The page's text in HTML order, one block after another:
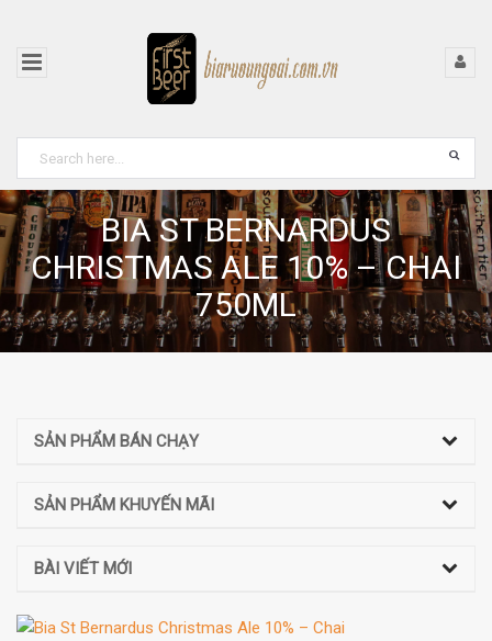
BIA ST BERNARDUS
CHRISTMAS ALE 10% – CHAI
750ML
SẢN PHẨM BÁN CHẠY
SẢN PHẨM KHUYẾN MÃI
BÀI VIẾT MỚI